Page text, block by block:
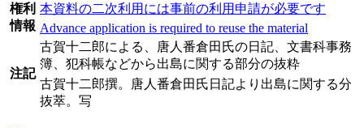
権利
情報
本資料の二次利用には事前の利用申請が必要です
Advance application is required to reuse the material
注記
古賀十二郎による、唐人番倉田氏の日記、文書科事務
簿、犯科帳などから出島に関する部分の抜粋
古賀十二郎撰。唐人番倉田氏日記より出島に関する分
抜萃。写